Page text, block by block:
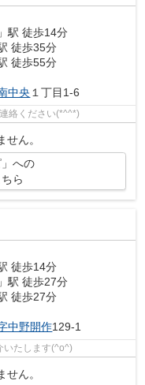
」駅 徒歩14分
徒歩35分
徒歩55分
中央 １丁目1-6
絡ください(*^^*)
ん。
」への
ら
徒歩14分
」駅 徒歩27分
徒歩27分
中野開作129-1
いたします(^o^)
ん。